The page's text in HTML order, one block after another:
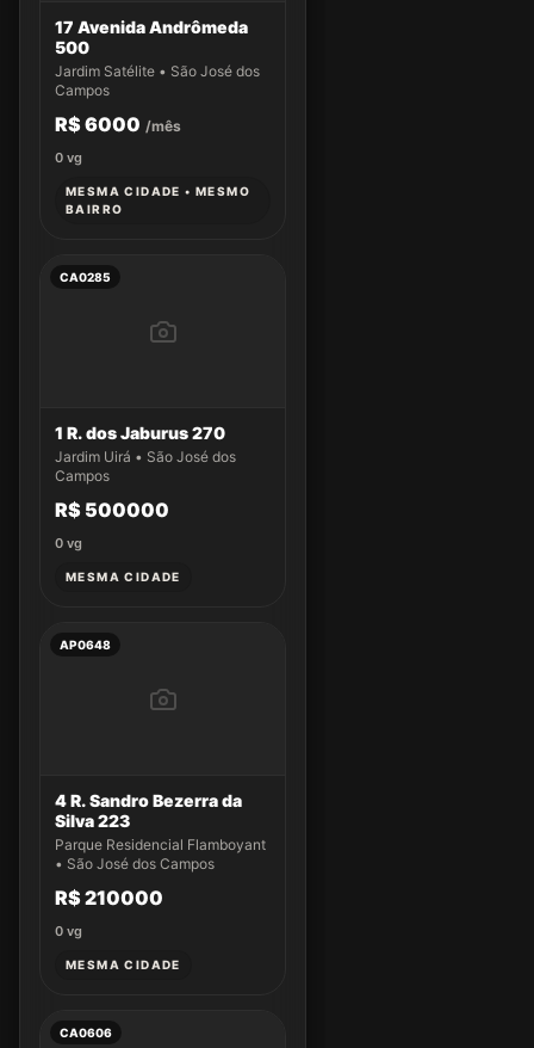
17 Avenida Andrômeda
500
Jardim Satélite • São José dos
Campos
R$ 6000 /mês
0 vg
MESMA CIDADE • MESMO
BAIRRO
CA0285
1 R. dos Jaburus 270
Jardim Uirá • São José dos
Campos
R$ 500000
0 vg
MESMA CIDADE
AP0648
4 R. Sandro Bezerra da
Silva 223
Parque Residencial Flamboyant
• São José dos Campos
R$ 210000
0 vg
MESMA CIDADE
CA0606